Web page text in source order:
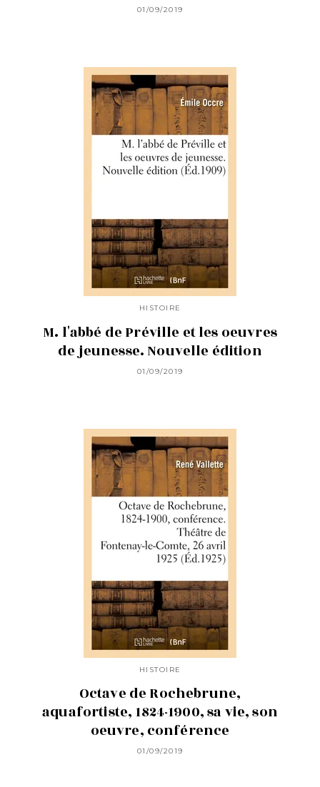
01/09/2019
HISTOIRE
M. l'abbé de Préville et les oeuvres
de jeunesse. Nouvelle édition
01/09/2019
HISTOIRE
Octave de Rochebrune,
aquafortiste, 1824-1900, sa vie, son
oeuvre, conférence
01/09/2019